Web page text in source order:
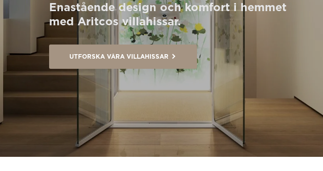
Enastående design och komfort i hemmet
med Aritcos villahissar.
UTFORSKA VÅRA VILLAHISSAR